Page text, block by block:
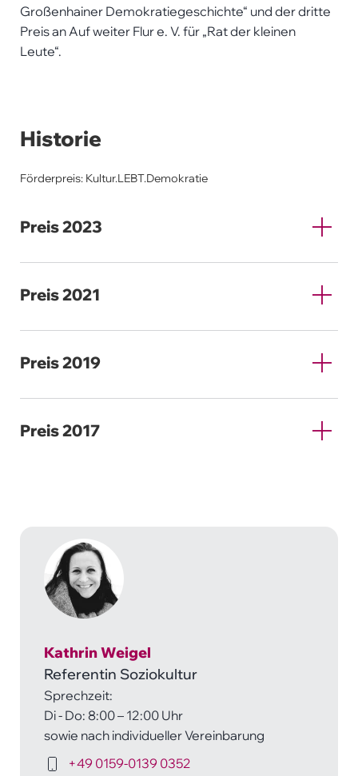
Großenhainer Demokratiegeschichte“ und der dritte
Preis an Auf weiter Flur e. V. für „Rat der kleinen
Leute“.
Historie
Förderpreis: Kultur.LEBT.Demokratie
Preis 2023
Preis 2021
Preis 2019
Preis 2017
Kathrin Weigel
Referentin Soziokultur
Sprechzeit:
Di - Do: 8:00 – 12:00 Uhr
sowie nach individueller Vereinbarung
+49 0159-0139 0352